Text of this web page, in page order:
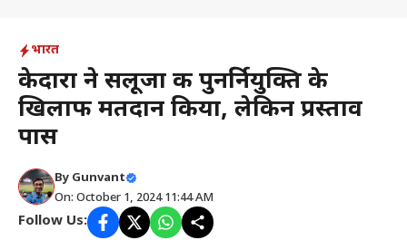
भारत
केदारा ने सलूजा की पुनर्नियुक्ति के
खिलाफ मतदान किया, लेकिन प्रस्ताव
पास
By Gunvant
On: October 1, 2024 11:44 AM
Follow Us: